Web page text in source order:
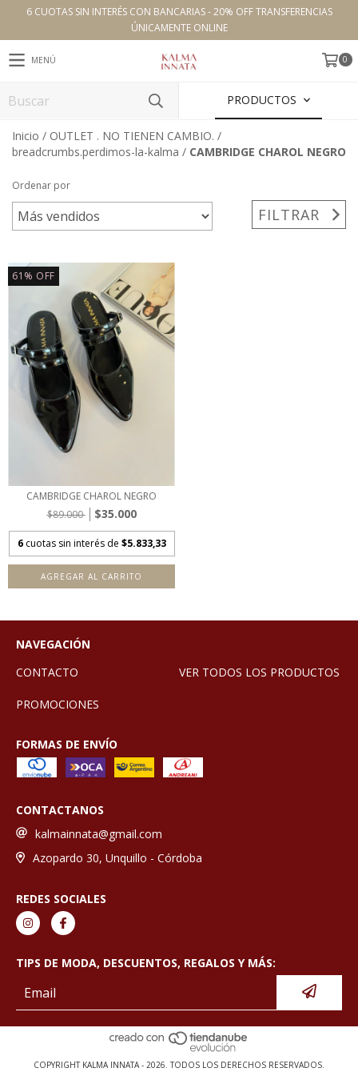
6 CUOTAS SIN INTERÉS CON BANCARIAS - 20% OFF TRANSFERENCIAS
ÚNICAMENTE ONLINE
MENÚ 0
PRODUCTOS
Inicio / OUTLET . NO TIENEN CAMBIO. /
breadcrumbs.perdimos-la-kalma / CAMBRIDGE CHAROL NEGRO
Ordenar por
FILTRAR
61 % OFF
CAMBRIDGE CHAROL NEGRO
$89.000
$35.000
6 cuotas sin interés de $5.833,33
AGREGAR AL CARRITO
NAVEGACIÓN
CONTACTO
VER TODOS LOS PRODUCTOS
PROMOCIONES
FORMAS DE ENVÍO
CONTACTANOS
kalmainnata@gmail.com
Azopardo 30, Unquillo - Córdoba
REDES SOCIALES
TIPS DE MODA, DESCUENTOS, REGALOS Y MÁS:
COPYRIGHT KALMA INNATA - 2026. TODOS LOS DERECHOS RESERVADOS.